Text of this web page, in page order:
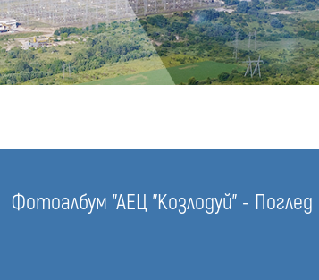
Фотоалбум "АЕЦ "Козлодуй" -